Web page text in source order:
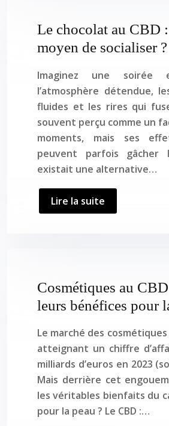
Le chocolat au CBD
moyen de socialiser ?
Imaginez une soirée
l’atmosphère détendue,
fluides et les rires qui
souvent perçu comme un
moments, mais ses
peuvent parfois gâcher
existait une alternative…
Lire la suite
Cosmétiques au
leurs bénéfices pour
Le marché des cosmétiques
atteignant un chiffre
milliards d’euros en 2023
Mais derrière cet
les véritables bienfaits du
pour la peau ? Le CBD :…